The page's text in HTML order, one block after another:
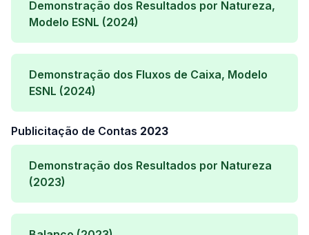
Demonstração dos Resultados por Natureza,
Modelo ESNL (2024)
Demonstração dos Fluxos de Caixa, Modelo
ESNL (2024)
Publicitação de Contas 2023
Demonstração dos Resultados por Natureza
(2023)